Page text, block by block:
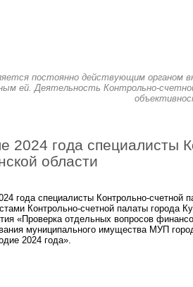
постоянно действующим органом
ей. Деятельность Контрольно-
2024 года специалисты
области
года специалисты Контрольно-счетной
Контрольно-счетной палаты города
«Проверка отдельных вопросов
муниципального имущества МУП
2024 года».